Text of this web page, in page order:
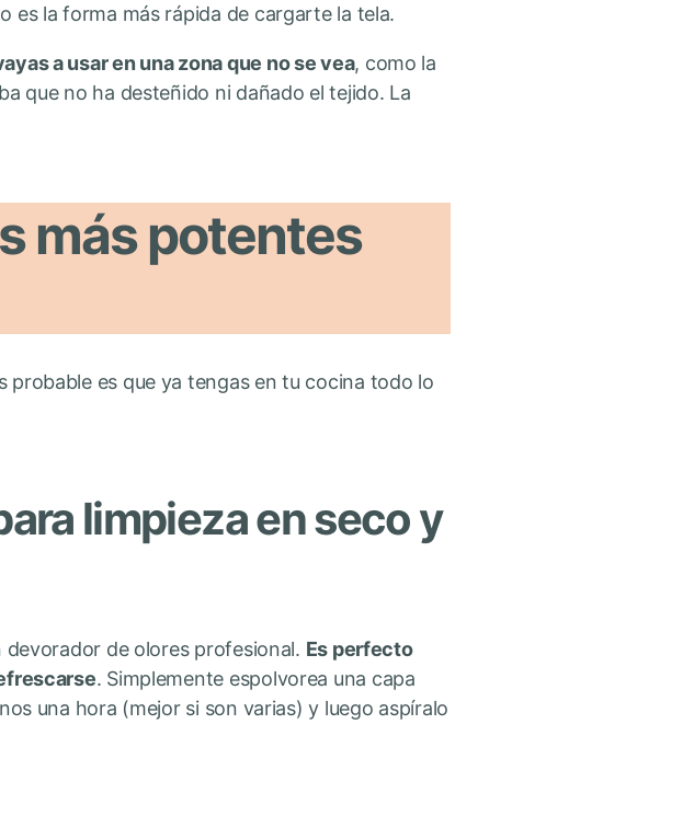
es la forma más rápida de cargarte la tela.
a usar en una zona que no se vea, como la
que no ha desteñido ni dañado el tejido. La
más potentes
es que ya tengas en tu cocina todo lo
limpieza en seco y
devorador de olores profesional. Es perfecto
. Simplemente espolvorea una capa
una hora (mejor si son varias) y luego aspíralo